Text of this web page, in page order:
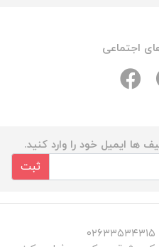
اجتماعی
ها ایمیل خود را وارد کنید.
ثبت